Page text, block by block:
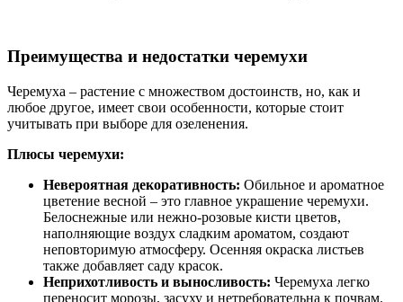
Преимущества и недостатки черемухи
Черемуха – растение с множеством достоинств, но, как и
любое другое, имеет свои особенности, которые стоит
учитывать при выборе для озеленения.
Плюсы черемухи:
Невероятная декоративность: Обильное и ароматное
цветение весной – это главное украшение черемухи.
Белоснежные или нежно-розовые кисти цветов,
наполняющие воздух сладким ароматом, создают
неповторимую атмосферу. Осенняя окраска листьев
также добавляет саду красок.
Неприхотливость и выносливость: Черемуха легко
переносит морозы, засуху и нетребовательна к почвам.